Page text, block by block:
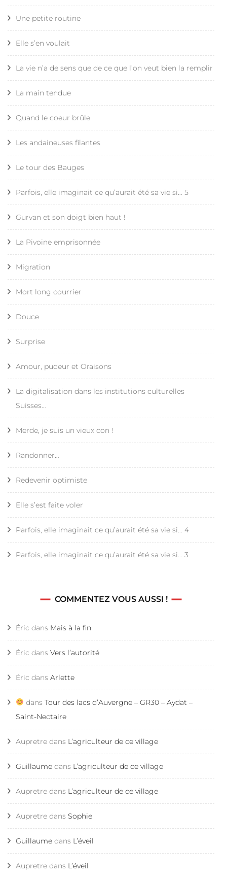
Une petite routine
Elle s’en voulait
La vie n’a de sens que de ce que l’on veut bien la remplir
La main tendue
Quand le coeur brûle
Les andaineuses filantes
Le tour des Bauges
Parfois, elle imaginait ce qu’aurait été sa vie si… 5
Gurvan et son doigt bien haut !
La Pivoine emprisonnée
Migration
Mort long courrier
Douce
Surprise
Amour, pudeur et Oraisons
La digitalisation dans les institutions culturelles
Suisses…
Merde, je suis un vieux con !
Randonner…
Redevenir optimiste
Elle s’est faite voler
Parfois, elle imaginait ce qu’aurait été sa vie si… 4
Parfois, elle imaginait ce qu’aurait été sa vie si… 3
COMMENTEZ VOUS AUSSI !
Éric dans Mais à la fin
Éric dans Vers l’autorité
Éric dans Arlette
dans Tour des lacs d’Auvergne – GR30 – Aydat –
Saint-Nectaire
Aupretre dans L’agriculteur de ce village
Guillaume dans L’agriculteur de ce village
Aupretre dans L’agriculteur de ce village
Aupretre dans Sophie
Guillaume dans L’éveil
Aupretre dans L’éveil